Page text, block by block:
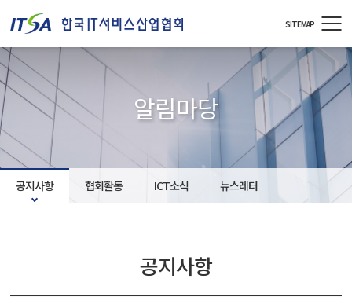
SITEMAP
알림마당
공지사항 협회활동 ICT소식 뉴스레터
공지사항